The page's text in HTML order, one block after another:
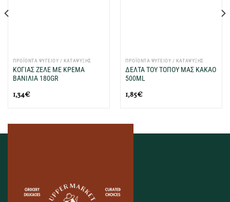
ΠΡΟΪΟΝΤΑ ΨΥΓΕΙΟΥ / ΚΑΤΑΨΥΞΗΣ
ΚΟΓΙΑΣ ΖΕΛΕ ΜΕ ΚΡΕΜΑ
ΒΑΝΙΛΙΑ 180GR
1,34€
ΠΡΟΪΟΝΤΑ ΨΥΓΕΙΟΥ / ΚΑΤΑΨΥΞΗΣ
ΔΕΛΤΑ ΤΟΥ ΤΟΠΟΥ ΜΑΣ ΚΑΚΑΟ
500ML
1,85€